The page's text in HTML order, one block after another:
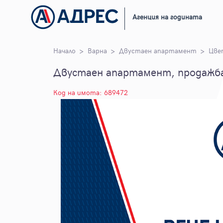
Агенция на годината
Начало Варна Двустаен апартамент
Двустаен апартамент,
Код на имота: 689472